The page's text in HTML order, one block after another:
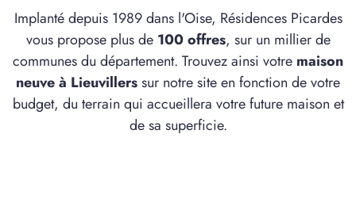
Implanté depuis 1989 dans l'Oise, Résidences Picardes
vous propose plus de 100 offres, sur un millier de
communes du département. Trouvez ainsi votre maison
neuve à Lieuvillerssur notre site en fonction de votre
budget, du terrain qui accueillera votre future maison et
de sa superficie.